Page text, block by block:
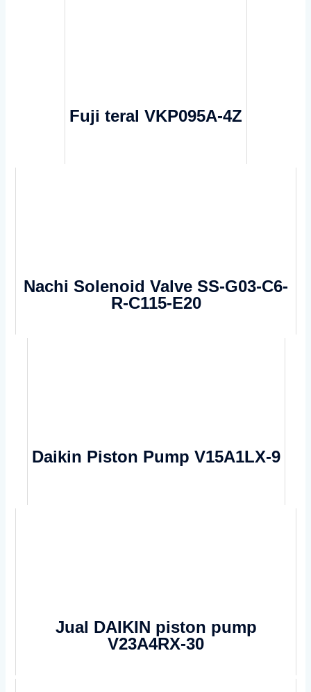
Fuji teral VKP095A-4Z
Nachi Solenoid Valve SS-G03-C6-
R-C115-E20
Daikin Piston Pump V15A1LX-9
Jual DAIKIN piston pump
V23A4RX-30